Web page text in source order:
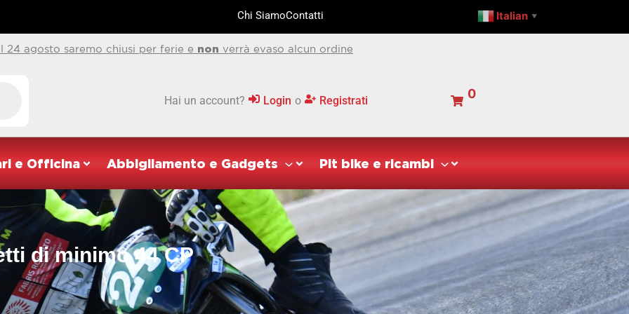
Chi SiamoContatti Italian ▼
24 agosto saremo chiusi per ferie e non verrà evaso alcun ordine
Hai un account? Login o Registrati 0
e Officina Abbigliamento e Gadgets Pit bike e ricambi
di minimo 44 CP